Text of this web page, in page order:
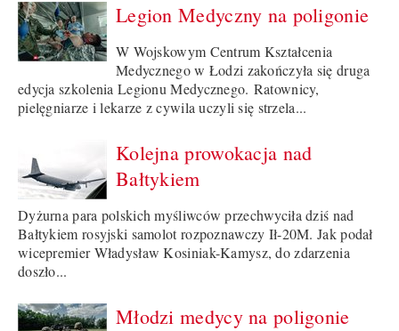
Legion Medyczny na poligonie
W Wojskowym Centrum Kształcenia
Medycznego w Łodzi zakończyła się druga
edycja szkolenia Legionu Medycznego. Ratownicy,
pielęgniarze i lekarze z cywila uczyli się strzela...
Kolejna prowokacja nad
Bałtykiem
Dyżurna para polskich myśliwców przechwyciła dziś nad
Bałtykiem rosyjski samolot rozpoznawczy Ił-20M. Jak podał
wicepremier Władysław Kosiniak-Kamysz, do zdarzenia
doszło...
Młodzi medycy na poligonie